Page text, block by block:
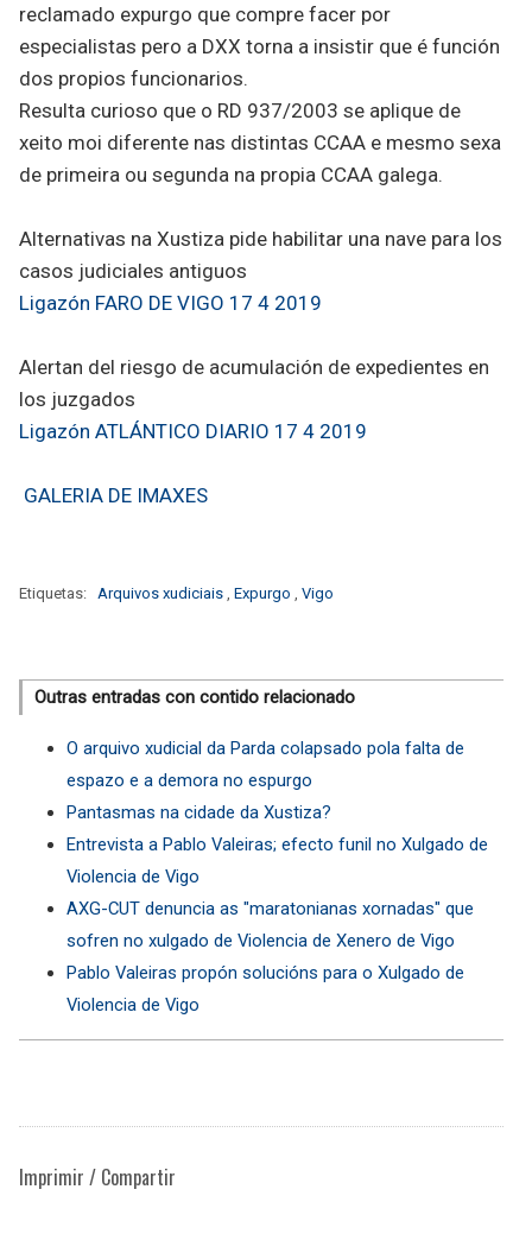
reclamado expurgo que compre facer por
especialistas pero a DXX torna a insistir que é función
dos propios funcionarios.
Resulta curioso que o RD 937/2003 se aplique de
xeito moi diferente nas distintas CCAA e mesmo sexa
de primeira ou segunda na propia CCAA galega.
Alternativas na Xustiza pide habilitar una nave para los
casos judiciales antiguos
Ligazón FARO DE VIGO 17 4 2019
Alertan del riesgo de acumulación de expedientes en
los juzgados
Ligazón ATLÁNTICO DIARIO 17 4 2019
GALERIA DE IMAXES
Etiquetas: Arquivos xudiciais Expurgo Vigo
Outras entradas con contido relacionado
O arquivo xudicial da Parda colapsado pola falta de
espazo e a demora no espurgo
Pantasmas na cidade da Xustiza?
Entrevista a Pablo Valeiras; efecto funil no Xulgado de
Violencia de Vigo
AXG-CUT denuncia as "maratonianas xornadas" que
sofren no xulgado de Violencia de Xenero de Vigo
Pablo Valeiras propón solucións para o Xulgado de
Violencia de Vigo
Imprimir / Compartir